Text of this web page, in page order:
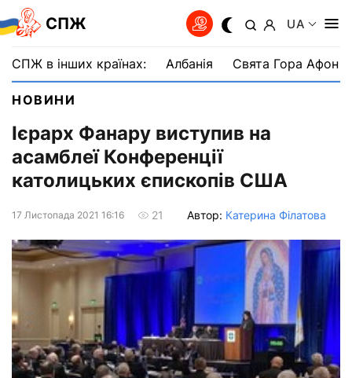
СПЖ UA
СПЖ в інших країнах: Албанія Свята Гора Афон
НОВИНИ
Ієрарх Фанару виступив на
асамблеї Конференції
католицьких єпископів США
17 Листопада 2021 16:16 21 Автор: Катерина Філатова